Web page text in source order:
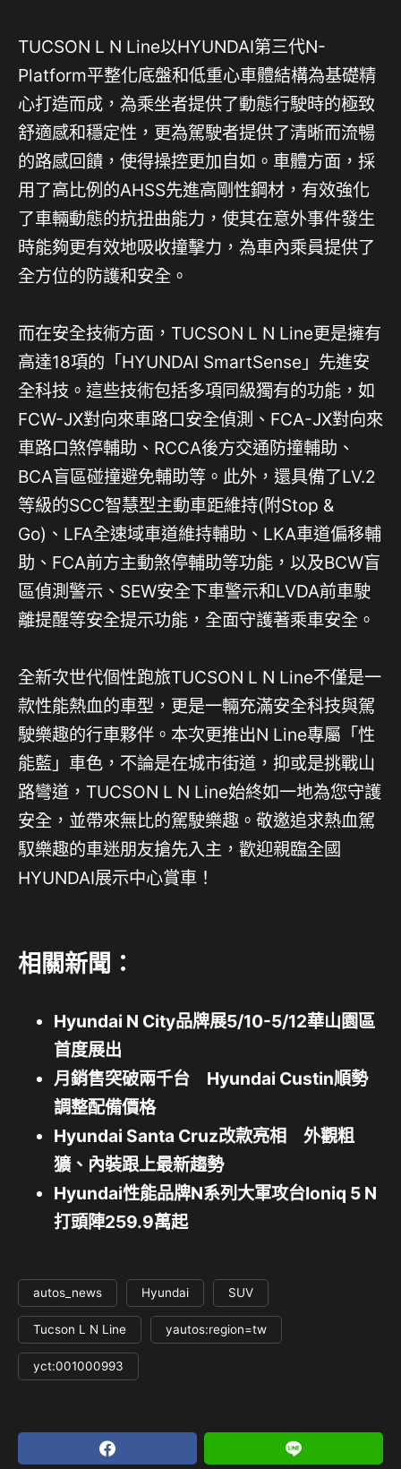
TUCSON L N Line以HYUNDAI第三代N-
Platform平整化底盤和低重心車體結構為基礎精
心打造而成，為乘坐者提供了動態行駛時的極致
舒適感和穩定性，更為駕駛者提供了清晰而流暢
的路感回饋，使得操控更加自如。車體方面，採
用了高比例的AHSS先進高剛性鋼材，有效強化
了車輛動態的抗扭曲能力，使其在意外事件發生
時能夠更有效地吸收撞擊力，為車內乘員提供了
全方位的防護和安全。
而在安全技術方面，TUCSON L N Line更是擁有
高達18項的「HYUNDAI SmartSense」先進安
全科技。這些技術包括多項同級獨有的功能，如
FCW-JX對向來車路口安全偵測、FCA-JX對向來
車路口煞停輔助、RCCA後方交通防撞輔助、
BCA盲區碰撞避免輔助等。此外，還具備了LV.2
等級的SCC智慧型主動車距維持(附Stop &
Go)、LFA全速域車道維持輔助、LKA車道偏移輔
助、FCA前方主動煞停輔助等功能，以及BCW盲
區偵測警示、SEW安全下車警示和LVDA前車駛
離提醒等安全提示功能，全面守護著乘車安全。
全新次世代個性跑旅TUCSON L N Line不僅是一
款性能熱血的車型，更是一輛充滿安全科技與駕
駛樂趣的行車夥伴。本次更推出N Line專屬「性
能藍」車色，不論是在城市街道，抑或是挑戰山
路彎道，TUCSON L N Line始終如一地為您守護
安全，並帶來無比的駕駛樂趣。敬邀追求熱血駕
馭樂趣的車迷朋友搶先入主，歡迎親臨全國
HYUNDAI展示中心賞車！
相關新聞：
Hyundai N City品牌展5/10-5/12華山園區
首度展出
月銷售突破兩千台 Hyundai Custin順勢
調整配備價格
Hyundai Santa Cruz改款亮相 外觀粗
獷、內裝跟上最新趨勢
Hyundai性能品牌N系列大軍攻台Ioniq 5 N
打頭陣259.9萬起
autos_news Hyundai SUV
Tucson L N Line yautos:region=tw
yct:001000993